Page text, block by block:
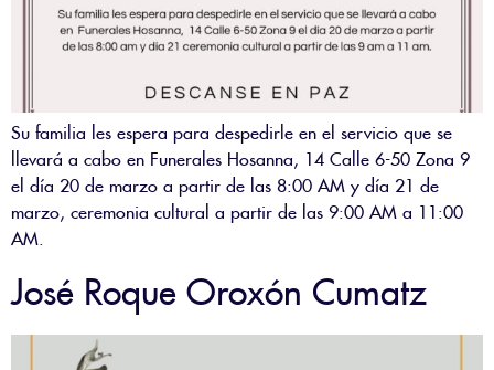
Su familia les espera para despedirle en el servicio que se
llevará a cabo en Funerales Hosanna, 14 Calle 6-50 Zona 9
el día 20 de marzo a partir de las 8:00 AM y día 21 de
marzo, ceremonia cultural a partir de las 9:00 AM a 11:00
AM.
José Roque Oroxón Cumatz